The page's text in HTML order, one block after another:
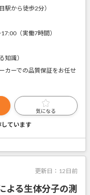
駅から徒歩2分）
（実働7時間）
知識）
カーでの品質保証をお任せ
気になる
しています
更新日： 12日前
る生体分子の測